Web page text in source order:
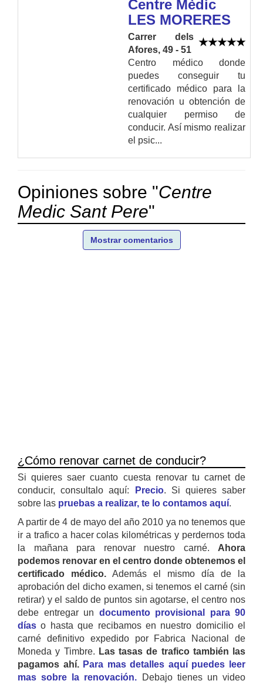
Centre Mèdic
LES MORERES
Carrer dels
Afores, 49 - 51
Centro médico donde
puedes conseguir tu
certificado médico para la
renovación u obtención de
cualquier permiso de
conducir. Así mismo realizar
el psic...
Opiniones sobre "Centre
Medic Sant Pere"
Mostrar comentarios
¿Cómo renovar carnet de conducir?
Si quieres saer cuanto cuesta renovar tu carnet de
conducir, consultalo aquí:
Precio. Si quieres saber
sobre las pruebas a realizar, te lo contamos aquí.
A partir de 4 de mayo del año 2010 ya no tenemos que
ir a trafico a hacer colas kilométricas y perdernos toda
la mañana para renovar nuestro carné. Ahora
podemos renovar en el centro donde obtenemos el
certificado médico. Además el mismo día de la
aprobación del dicho examen, si tenemos el carné (sin
retirar) y el saldo de puntos sin agotarse, el centro nos
debe entregar un documento provisional para 90
días o hasta que recibamos en nuestro domicilio el
carné definitivo expedido por Fabrica Nacional de
Moneda y Timbre. Las tasas de trafico también las
pagamos ahí. Para mas detalles aquí puedes leer
mas sobre la renovación. Debajo tienes un video